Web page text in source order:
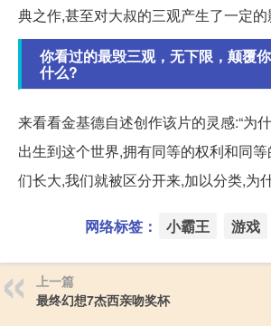
典之作,甚至对大叔的三观产生了一定
你看过的最毁三观，无下限，颠覆
什么?
来看看金基德自述创作该片的灵感:“为
出生到这个世界,拥有同等的权利和同
们长大,我们就被区分开来,加以分类,为什
网络标签： 小霸王 游戏
上一篇
最终幻想7杰西亲吻奖杯